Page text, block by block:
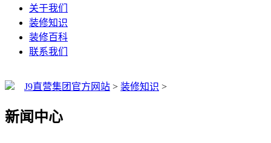
关于我们
装修知识
装修百科
联系我们
J9直营集团官方网站 > 装修知识 >
新闻中心